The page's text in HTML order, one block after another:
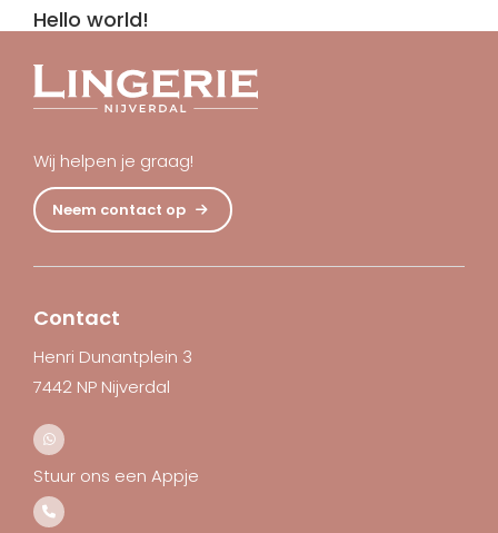
Hello world!
Wij helpen je graag!
Neem contact op
Contact
Henri Dunantplein 3
7442 NP Nijverdal
Stuur ons een Appje